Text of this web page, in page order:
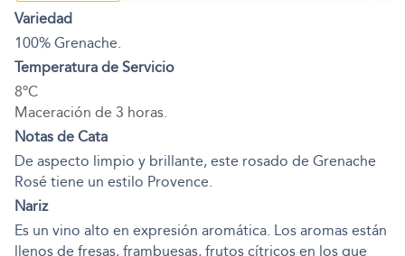
Variedad
100% Grenache.
Temperatura de Servicio
8ºC
Maceración de 3 horas.
Notas de Cata
De aspecto limpio y brillante, este rosado de Grenache
Rosé tiene un estilo Provence.
Nariz
Es un vino alto en expresión aromática. Los aromas están